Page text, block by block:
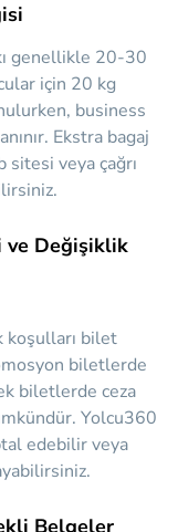
genellikle 20-30
için 20 kg
business
Ekstra bagaj
sitesi veya çağrı
ve Değişiklik
bilet
biletlerde
biletlerde ceza
Yolcu360
edebilir veya
Belgeler